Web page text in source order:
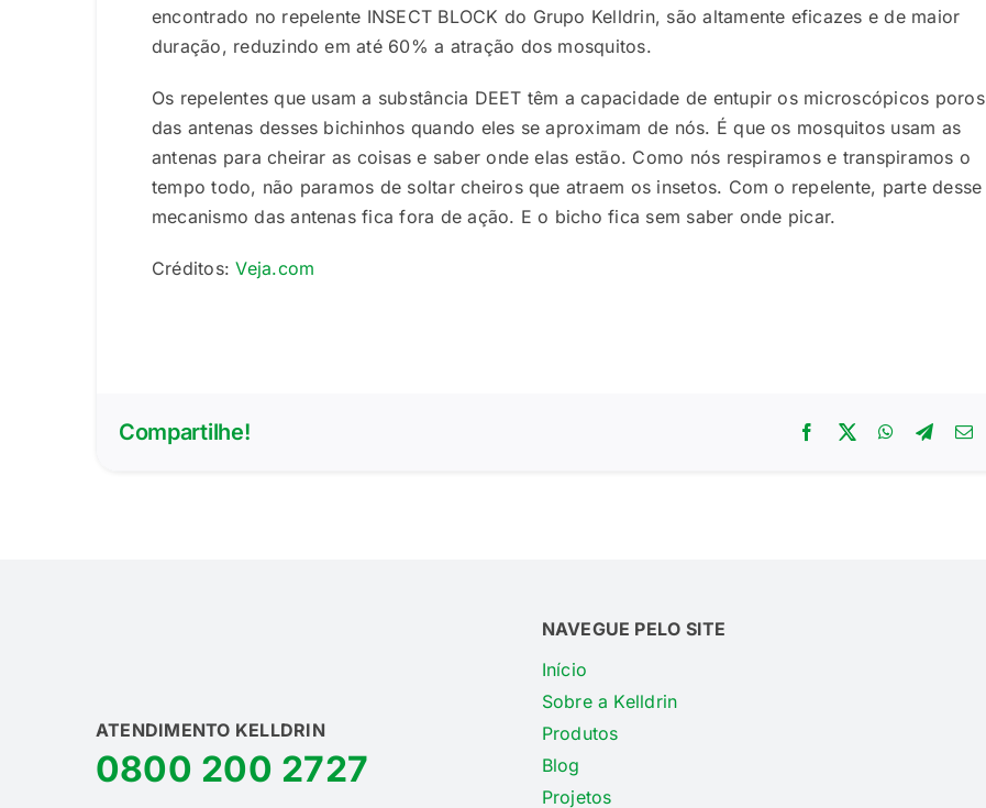
encontrado no repelente INSECT BLOCK do Grupo Kelldrin, são altamente eficazes e de maior
duração, reduzindo em até 60% a atração dos mosquitos.
Os repelentes que usam a substância DEET têm a capacidade de entupir os microscópicos poros
das antenas desses bichinhos quando eles se aproximam de nós. É que os mosquitos usam as
antenas para cheirar as coisas e saber onde elas estão. Como nós respiramos e transpiramos o
tempo todo, não paramos de soltar cheiros que atraem os insetos. Com o repelente, parte desse
mecanismo das antenas fica fora de ação. E o bicho fica sem saber onde picar.
Créditos:Veja.com
Compartilhe!
ATENDIMENTO KELLDRIN
0800 200 2727
NAVEGUE PELO SITE
Início
Sobre a Kelldrin
Produtos
Blog
Projetos